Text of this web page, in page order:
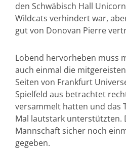
den Schwäbisch Hall
Wildcats verhindert war,
gut von Donovan Pierre
Lobend hervorheben muss
auch einmal die
Seiten von Frankfurt
Spielfeld aus betrachtet
versammelt hatten und das
Mal lautstark unterstützten.
Mannschaft sicher noch
gegeben.